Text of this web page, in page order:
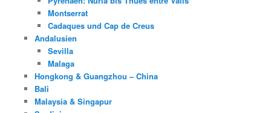
Montserrat
Cadaques und Cap de Creus
Andalusien
Sevilla
Malaga
Hongkong & Guangzhou – China
Bali
Malaysia & Singapur